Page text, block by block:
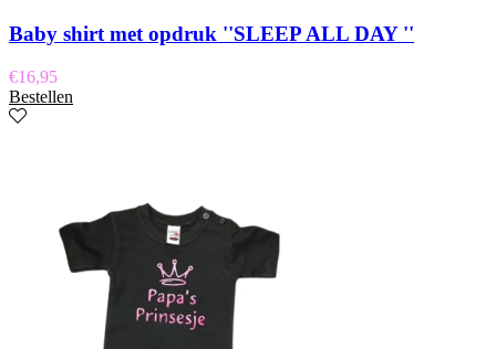
Baby shirt met opdruk ''SLEEP ALL DAY ''
€16,95
Bestellen